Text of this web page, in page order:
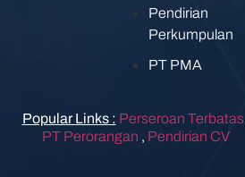
Pendirian
Perkumpulan
PT PMA
Popular Links : Perseroan Terbatas
PT Perorangan , Pendirian CV